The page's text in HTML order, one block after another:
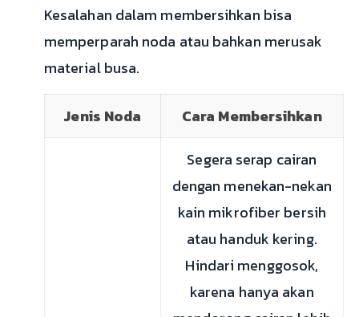
Kesalahan dalam membersihkan bisa
memperparah noda atau bahkan merusak
material busa.
Jenis Noda Cara Membersihkan
Segera serap cairan
dengan menekan-nekan
kain mikrofiber bersih
atau handuk kering.
Hindari menggosok,
karena hanya akan